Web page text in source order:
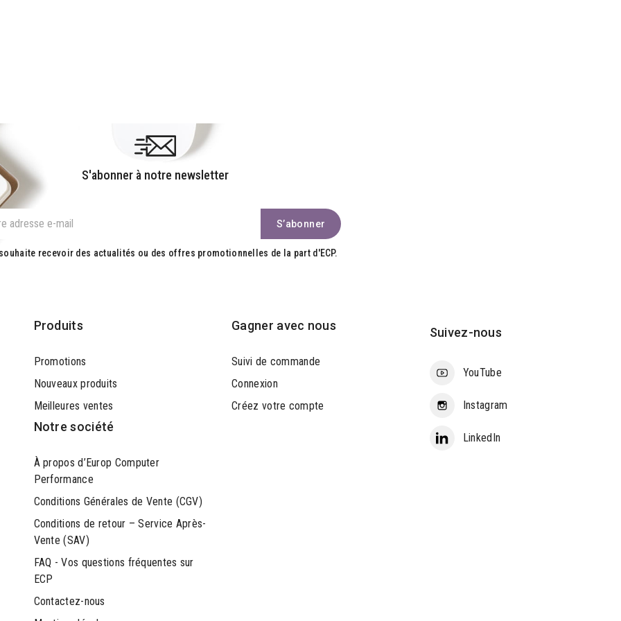
S'abonner à notre newsletter
recevoir des actualités ou des offres promotionnelles de la part d'ECP.
Produits
Promotions
Nouveaux produits
Meilleures ventes
Notre société
À propos d’Europ Computer
Performance
Conditions Générales de Vente (CGV)
Conditions de retour – Service Après-
Vente (SAV)
FAQ - Vos questions fréquentes sur
ECP
Contactez-nous
Gagner avec nous
Suivi de commande
Connexion
Créez votre compte
Suivez-nous
YouTube
Instagram
LinkedIn